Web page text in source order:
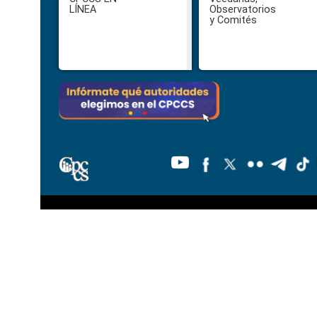
LÍNEA
Observatorios
y Comités